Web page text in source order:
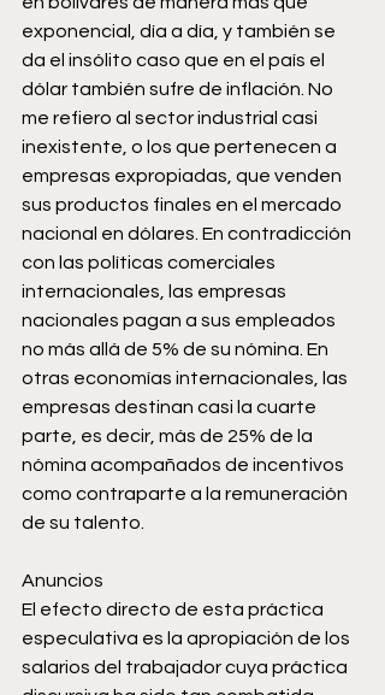
exponencial, día a día, y también se
da el insólito caso que en el país el
dólar también sufre de inflación. No
me refiero al sector industrial casi
inexistente, o los que pertenecen a
empresas expropiadas, que venden
sus productos finales en el mercado
nacional en dólares. En contradicción
con las políticas comerciales
internacionales, las empresas
nacionales pagan a sus empleados
no más allá de 5% de su nómina. En
otras economías internacionales, las
empresas destinan casi la cuarte
parte, es decir, más de 25% de la
nómina acompañados de incentivos
como contraparte a la remuneración
de su talento.
Anuncios
El efecto directo de esta práctica
especulativa es la apropiación de los
salarios del trabajador cuya práctica